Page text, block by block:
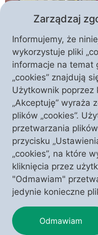
Święty Jan Paweł II,
Piłsudski, Powstańcy
wybitnych Polaków
ideałom romantyzmu.
zawsze już kierować
stulecia, w dobie
romantyczna
tworzy dla nas –
dynamicznie
Zarządzaj
Informujemy, że
wykorzystuje pliki
informacje na temat
„cookies” znajdują
Użytkownik poprzez
„Akceptuję” wyraża
plików „cookies”.
przetwarzania
przycisku
„cookies”, na które
kliknięcia przez
"Odmawiam"
jedynie konieczne
Odmawiam